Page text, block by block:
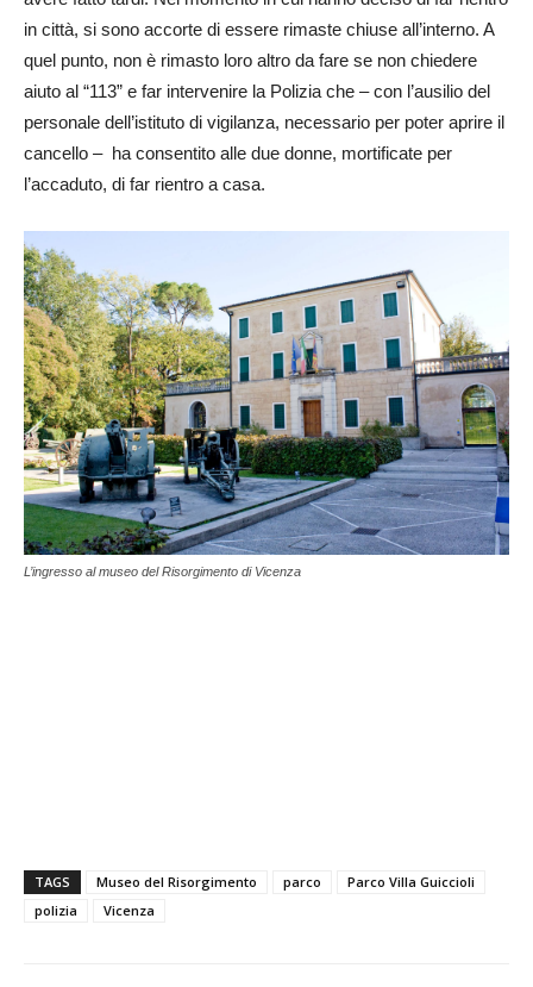
in città, si sono accorte di essere rimaste chiuse all’interno. A
quel punto, non è rimasto loro altro da fare se non chiedere
aiuto al “113” e far intervenire la Polizia che – con l’ausilio del
personale dell’istituto di vigilanza, necessario per poter aprire il
cancello – ha consentito alle due donne, mortificate per
l’accaduto, di far rientro a casa.
L’ingresso al museo del Risorgimento di Vicenza
TAGS Museo del Risorgimento parco
Parco Villa Guiccioli
polizia
Vicenza